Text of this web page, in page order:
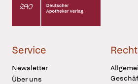
Deutscher Apotheker Verlag Logo
Service
Newsletter
Über uns